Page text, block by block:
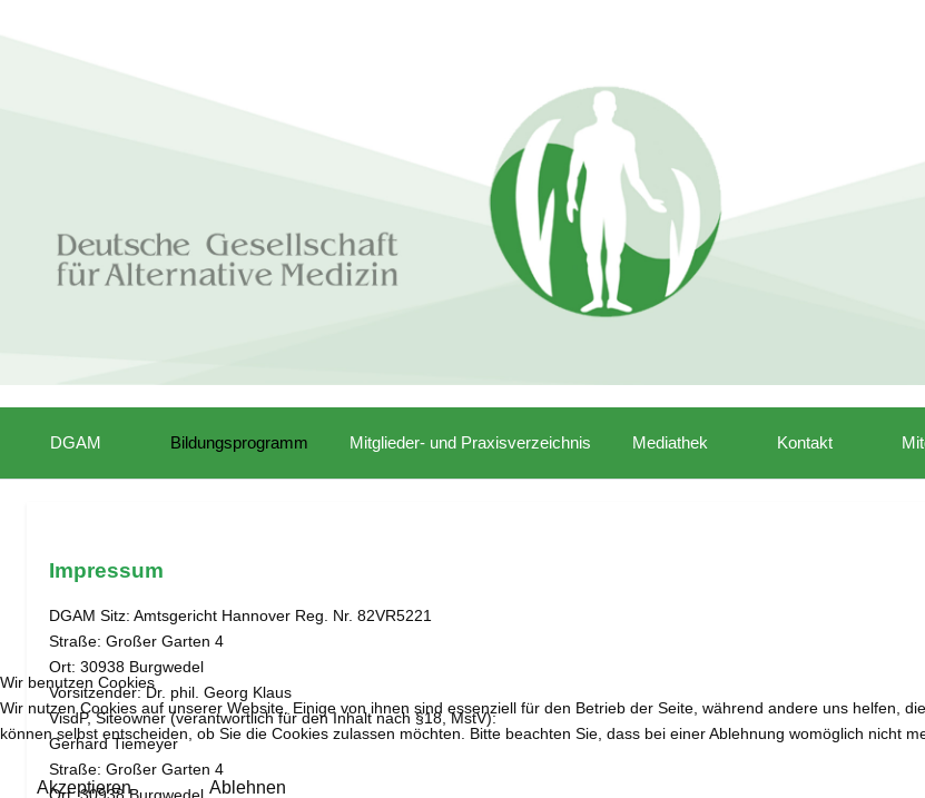
DGAM Bildungsprogramm Mitglieder- und Praxisverzeichnis Mediathek Kontakt
Impressum
DGAM Sitz: Amtsgericht Hannover Reg. Nr. 82VR5221
Straße: Großer Garten 4
Ort: 30938 Burgwedel
Vorsitzender: Dr. phil. Georg Klaus
VisdP, Siteowner (verantwortlich für den Inhalt nach §18, MstV):
Gerhard Tiemeyer
Straße: Großer Garten 4
Ort: 30938 Burgwedel
Wir benutzen Cookies
Wir nutzen Cookies auf unserer Website. Einige von ihnen sind essenziell für den Betrieb der Seite, während andere uns helfen,
können selbst entscheiden, ob Sie die Cookies zulassen möchten. Bitte beachten Sie, dass bei einer Ablehnung womöglich nicht
Akzeptieren Ablehnen